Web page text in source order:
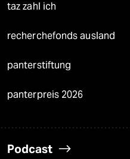
taz zahl ich
recherchefonds ausland
panterstiftung
panterpreis 2026
Podcast